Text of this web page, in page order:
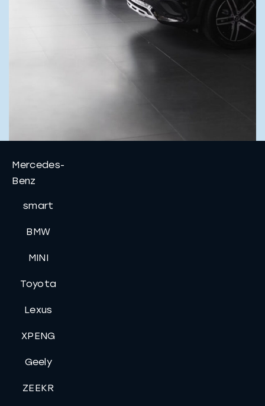
Mercedes-
Benz
smart
BMW
MINI
Toyota
Lexus
XPENG
Geely
ZEEKR